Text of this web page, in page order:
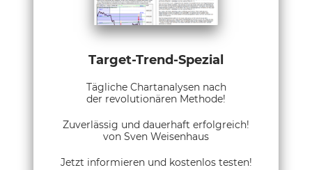
Target-Trend-Spezial
Tägliche Chartanalysen nach
der revolutionären Methode!
Zuverlässig und dauerhaft erfolgreich!
von Sven Weisenhaus
Jetzt informieren und kostenlos testen!